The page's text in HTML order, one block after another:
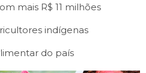
mais R$ 11 milhões
indígenas
do país